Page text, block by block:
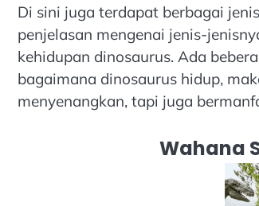
Di sini juga terdapat berbagai
penjelasan mengenai jenis-
kehidupan dinosaurus. Ada
bagaimana dinosaurus hidup,
menyenangkan, tapi juga
Wahana